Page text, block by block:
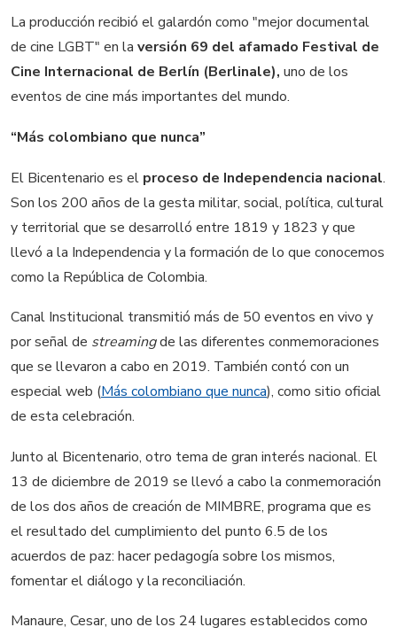
La producción recibió el galardón como "mejor documental
de cine LGBT" en la versión 69 del afamado Festival de
Cine Internacional de Berlín (Berlinale), uno de los
eventos de cine más importantes del mundo.
“Más colombiano que nunca”
El Bicentenario es el proceso de Independencia nacional.
Son los 200 años de la gesta militar, social, política, cultural
y territorial que se desarrolló entre 1819 y 1823 y que
llevó a la Independencia y la formación de lo que conocemos
como la República de Colombia.
Canal Institucional transmitió más de 50 eventos en vivo y
por señal de streamingde las diferentes conmemoraciones
que se llevaron a cabo en 2019. También contó con un
especial web (Más colombiano que nunca), como sitio oficial
de esta celebración.
Junto al Bicentenario, otro tema de gran interés nacional. El
13 de diciembre de 2019 se llevó a cabo la conmemoración
de los dos años de creación de MIMBRE, programa que es
el resultado del cumplimiento del punto 6.5 de los
acuerdos de paz: hacer pedagogía sobre los mismos,
fomentar el diálogo y la reconciliación.
Manaure, Cesar, uno de los 24 lugares establecidos como